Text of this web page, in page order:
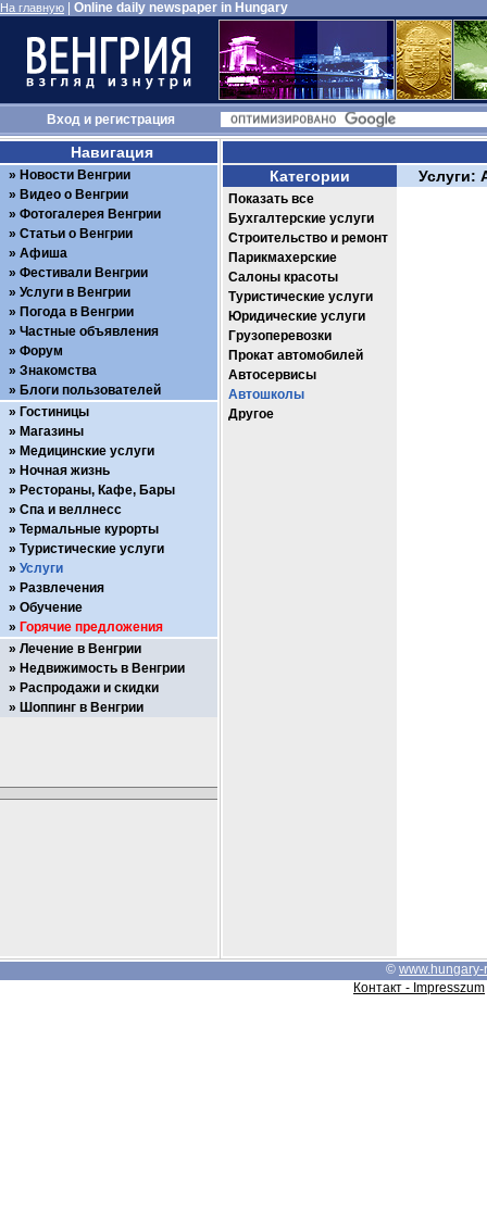
На главную Online daily newspaper in Hungary
Входи регистрация
Категории
Показать все
Бухгалтерские услуги
Строительство и ремонт
Парикмахерские
Салоны красоты
Туристические услуги
Юридические услуги
Грузоперевозки
Прокат автомобилей
Автосервисы
Автошколы
Другое
Услуги:
Навигация
Новости Венгрии
Видео о Венгрии
Фотогалерея Венгрии
Статьи о Венгрии
Афиша
Фестивали Венгрии
Услуги в Венгрии
Погода в Венгрии
Частные объявления
Форум
Знакомства
Блоги пользователей
Гостиницы
Магазины
Медицинские услуги
Ночная жизнь
Рестораны, Кафе, Бары
Спа и веллнесс
Термальные курорты
Туристические услуги
Услуги
Развлечения
Обучение
Горячие предложения
Лечение в Венгрии
Недвижимость в Венгрии
Распродажи и скидки
Шоппинг в Венгрии
© www.hungary-
Контакт - Impresszum